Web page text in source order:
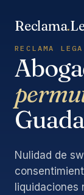
Reclama.
RECLAMA
Nulidad de